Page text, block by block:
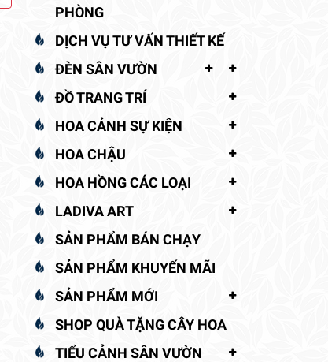
PHÒNG
DỊCH VỤ TƯ VẤN THIẾT KẾ
ĐÈN SÂN VƯỜN
ĐỒ TRANG TRÍ
HOA CẢNH SỰ KIỆN
HOA CHẬU
HOA HỒNG CÁC LOẠI
LADIVA ART
SẢN PHẨM BÁN CHẠY
SẢN PHẨM KHUYẾN MÃI
SẢN PHẨM MỚI
SHOP QUÀ TẶNG CÂY HOA
TIỂU CẢNH SÂN VƯỜN